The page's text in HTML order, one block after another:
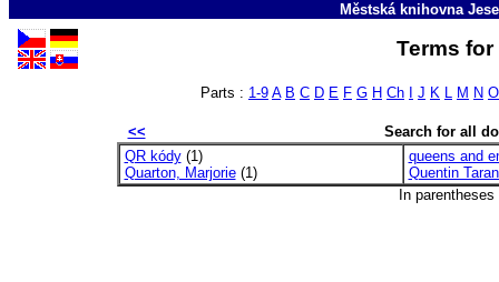
Městská knihovna
Terms
Parts : 1-9 A B C D E F G H Ch J K L M N O
<<
Search for all
QR kódy(1)
Quarton, Marjorie(1)
queens and
Quentin
In